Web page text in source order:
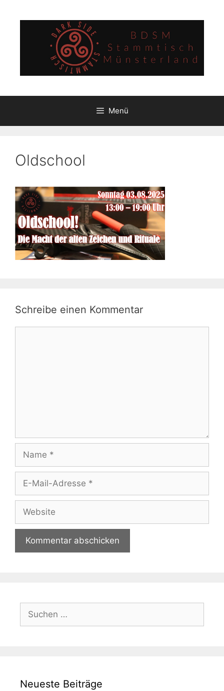
Inhalt
Menü
Oldschool
Schreibe einen Kommentar
Name
Adresse
Website
Suchen
nach:
Neueste Beiträge